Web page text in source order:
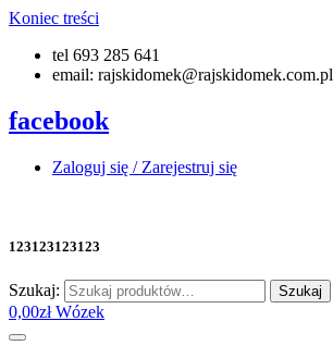
Koniec treści
tel 693 285 641
email: rajskidomek@rajskidomek.com.pl
facebook
Zaloguj się / Zarejestruj się
123123123123
Szukaj: Szukaj
0,00zł Wózek